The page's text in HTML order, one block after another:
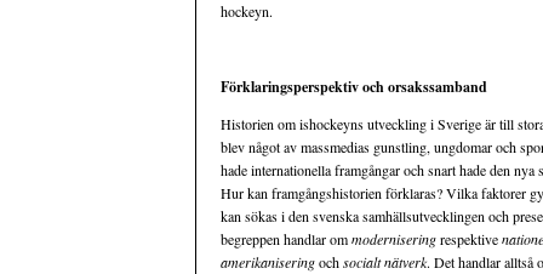
hockeyn.
Förklaringsperspektiv och orsakssamband
Historien om ishockeyns utveckling i Sverige är till
blev något av massmedias gunstling, ungdomar och
hade internationella framgångar och snart hade den
Hur kan framgångshistorien förklaras? Vilka faktorer
kan sökas i den svenska samhällsutvecklingen och
begreppen handlar ommoderniseringrespektive
amerikaniseringochsocialt nätverk. Det handlar alltså